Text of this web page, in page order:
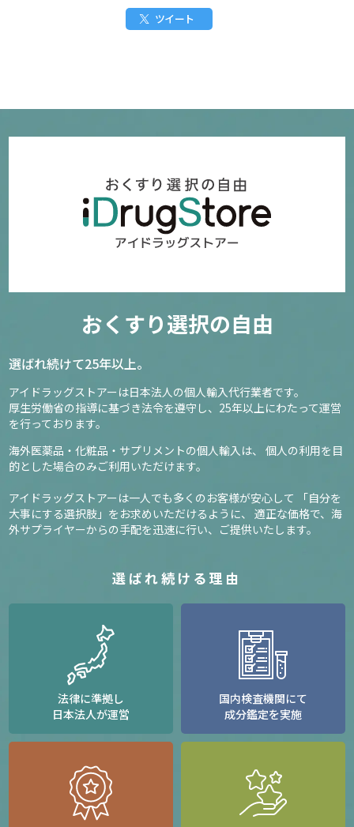
ツイート
おくすり選択の自由
選ばれ続けて25年以上。
アイドラッグストアーは日本法人の個人輸入代行業者です。
厚生労働省の指導に基づき法令を遵守し、 25年以上にわたって運営
を行っております。
海外医薬品・化粧品・サプリメントの個人輸入は、
個人の利用を目
的とした場合のみご利用いただけます。
アイドラッグストアーは一人でも多くのお客様が安心して
「自分を
大事にする選択肢」をお求めいただけるように、
適正な価格で、海
外サプライヤーからの手配を迅速に行い、ご提供いたします。
選ばれ続ける理由
法律に準拠し
日本法人が運営
国内検査機関にて
成分鑑定を実施